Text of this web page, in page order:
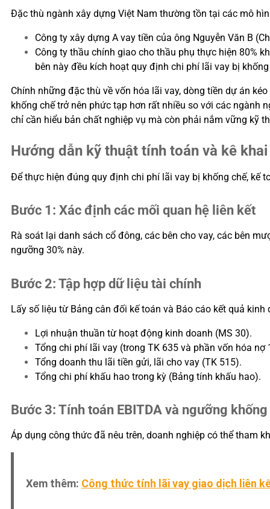
Đặc thù ngành xây dựng Việt Nam thường tồn tại các mô
Công ty xây dựng A vay tiền của ông Nguyễn Văn B
Công ty thầu chính giao cho thầu phụ thực hiện 80%
bên này đều kích hoạt quy định chi phí lãi vay bị
Chính những đặc thù về vốn hóa lãi vay, dòng tiền dự án
khống chế trở nên phức tạp hơn rất nhiều so với các
chỉ cần hiểu bản chất nghiệp vụ mà còn phải nắm vững kỹ
Hướng dẫn kỹ thuật tính toán và kê
Để thực hiện đúng quy định chi phí lãi vay bị khống chế, kế
Bước 1: Xác định các mối quan hệ liên kết
Rà soát lại danh sách cổ đông, các bên cho vay, các bên
ngưỡng 30% này.
Bước 2: Tập hợp dữ liệu tài chính
Lấy số liệu từ Bảng cân đối kế toán và Báo cáo kết quả kinh
Lợi nhuận thuần từ hoạt động kinh doanh (MS 30).
Tổng chi phí lãi vay (trong TK 635 và phần vốn hóa nợ
Tổng doanh thu lãi tiền gửi, lãi cho vay (TK 515).
Tổng chi phí khấu hao trong kỳ (Bảng tính khấu hao).
Bước 3: Tính toán EBITDA và ngưỡng
Áp dụng công thức đã nêu trên, doanh nghiệp có thể tham
Xem thêm: Công thức tính lãi vay giao dịch liên